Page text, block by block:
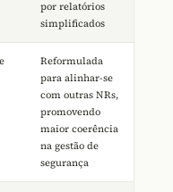
por relatórios
simplificados
Reformulada
para alinhar-se
com outras NRs,
promovendo
maior coerência
na gestão de
segurança